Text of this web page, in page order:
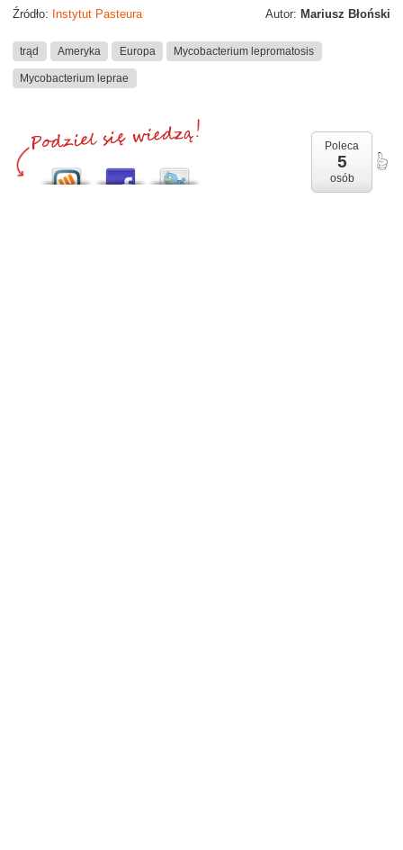
Autor: Mariusz Błoński
Źródło: Instytut Pasteura
trąd Ameryka Europa Mycobacterium lepromatosis
Mycobacterium leprae
Poleca
5
osób